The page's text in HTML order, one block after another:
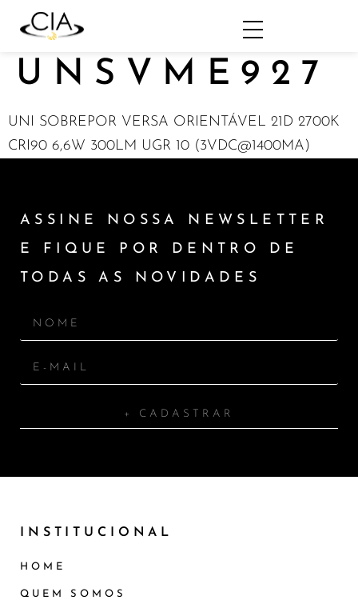
UNSVME927
UNI SOBREPOR VERSA ORIENTÁVEL 21D 2700K
CRI90 6,6W 300LM UGR 10 (3VDC@1400MA)
ASSINE NOSSA NEWSLETTER
E FIQUE POR DENTRO DE
TODAS AS NOVIDADES
+ CADASTRAR
INSTITUCIONAL
HOME
QUEM SOMOS